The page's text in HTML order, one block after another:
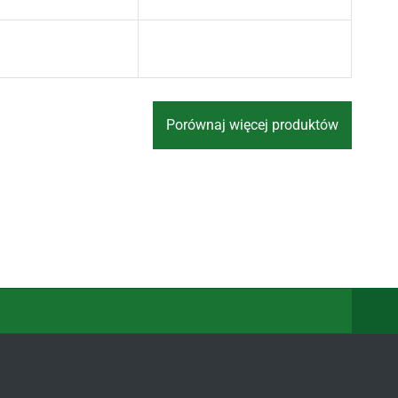
Porównaj więcej produktów